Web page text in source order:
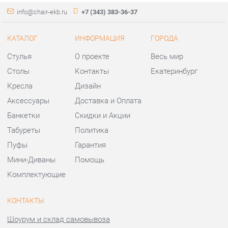
Табуреты
Мини-Диваны
Комплектующие
Политика
Помощь
КОНТАКТЫ
Шоурум и склад самовывоза
Адрес: г. Екатеринбург,
ул.Металлургов, 84
Телефон: +7 (343) 383-36-37
Часы работы:
Отправить сообщение